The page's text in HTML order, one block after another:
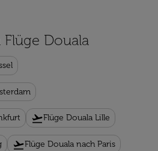
Douala
flight_takeoffFlüge Douala Lille
flight_takeoffFlüge Douala nach Paris